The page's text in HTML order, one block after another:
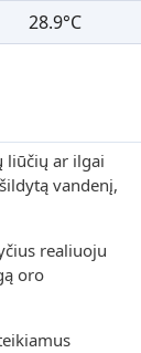
28.9°C
liūčių ar ilgai
vandenį,
realiuoju
oro